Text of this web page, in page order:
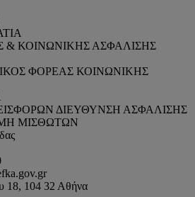
& ΚΟΙΝΩΝΙΚΗΣ ΑΣΦΑΛΙΣΗΣ
ΦΟΡΕΑΣ ΚΟΙΝΩΝΙΚΗΣ
ΔΙΕΥΘΥΝΣΗ ΑΣΦΑΛΙΣΗΣ
ΜΙΣΘΩΤΩΝ
18, 104 32 Αθήνα